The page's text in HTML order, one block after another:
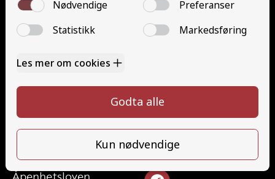
Person (YDP – YSK)
YSK Gods etterutdanning (EYDG)
YSK Person etterutdanning (EYDP)
Kontakt
Priser
Elevside
Kontakt oss
32824340
post@teamhonefoss.no
Følg oss